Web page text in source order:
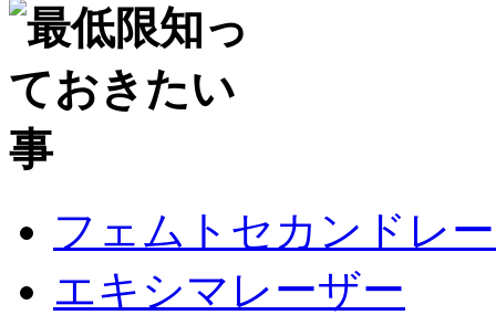
フェムトセカンドレ
エキシマレーザー